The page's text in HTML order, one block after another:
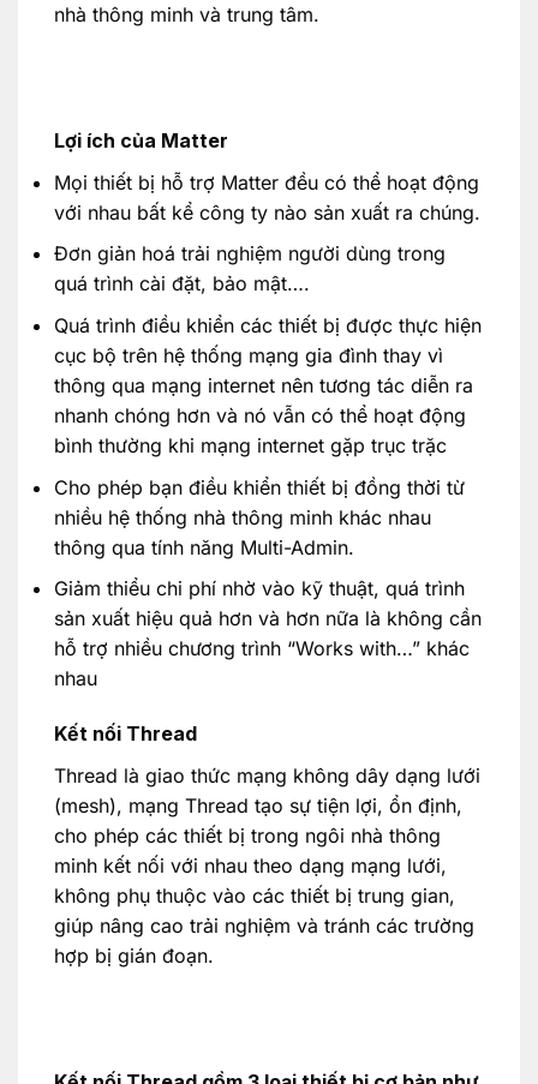
nhà thông minh và trung tâm.
Lợi ích của Matter
Mọi thiết bị hỗ trợ Matter đều có thể hoạt động
với nhau bất kể công ty nào sản xuất ra chúng.
Đơn giản hoá trải nghiệm người dùng trong
quá trình cài đặt, bảo mật….
Quá trình điều khiển các thiết bị được thực hiện
cục bộ trên hệ thống mạng gia đình thay vì
thông qua mạng internet nên tương tác diễn ra
nhanh chóng hơn và nó vẫn có thể hoạt động
bình thường khi mạng internet gặp trục trặc
Cho phép bạn điều khiển thiết bị đồng thời từ
nhiều hệ thống nhà thông minh khác nhau
thông qua tính năng Multi-Admin.
Giảm thiểu chi phí nhờ vào kỹ thuật, quá trình
sản xuất hiệu quả hơn và hơn nữa là không cần
hỗ trợ nhiều chương trình “Works with…” khác
nhau
Kết nối Thread
Thread là giao thức mạng không dây dạng lưới
(mesh), mạng Thread tạo sự tiện lợi, ổn định,
cho phép các thiết bị trong ngôi nhà thông
minh kết nối với nhau theo dạng mạng lưới,
không phụ thuộc vào các thiết bị trung gian,
giúp nâng cao trải nghiệm và tránh các trường
hợp bị gián đoạn.